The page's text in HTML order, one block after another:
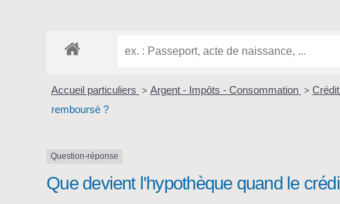
Accueil particuliers > Argent - Impôts - Consommation >
remboursé ?
Question-réponse
Que devient l'hypothèque quand le